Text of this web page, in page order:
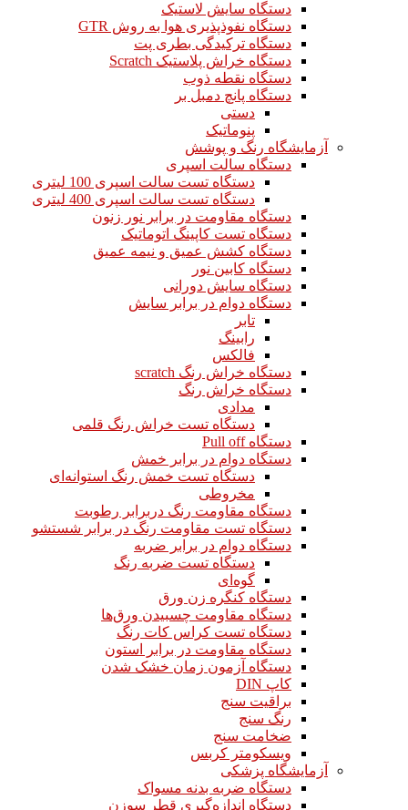
دستگاه سایش لاستیک
دستگاه نفوذپذیری هوا به روش GTR
دستگاه ترکیدگی بطری پت
دستگاه خراش پلاستیک Scratch
دستگاه نقطه ذوب
دستگاه پانچ دمبل بر
دستی
پنوماتیک
آزمایشگاه رنگ و پوشش
دستگاه سالت اسپری
دستگاه تست سالت اسپری 100 لیتری
دستگاه تست سالت اسپری 400 لیتری
دستگاه مقاومت در برابر نور زنون
دستگاه تست کاپینگ اتوماتیک
دستگاه کشش عمیق و نیمه عمیق
دستگاه کابین نور
دستگاه سایش دورانی
دستگاه دوام در برابر سایش
تابر
رابینگ
فالکس
دستگاه خراش رنگ scratch
دستگاه خراش رنگ
مدادی
دستگاه تست خراش رنگ قلمی
دستگاه Pull off
دستگاه دوام در برابر خمش
دستگاه تست خمش رنگ استوانه‌ای
مخروطی
دستگاه مقاومت رنگ دربرابر رطوبت
دستگاه تست مقاومت رنگ در برابر شستشو
دستگاه دوام در برابر ضربه
دستگاه تست ضربه رنگ
گوه‌ای
دستگاه کنگره زن ورق
دستگاه مقاومت چسبیدن ورق‌ها
دستگاه تست کراس کات رنگ
دستگاه مقاومت در برابر استون
دستگاه آزمون زمان خشک شدن
کاپ DIN
براقیت سنج
رنگ سنج
ضخامت سنج
ویسکومتر کربس
آزمایشگاه پزشکی
دستگاه ضربه بدنه مسواک
دستگاه اندازه‌گیری قطر سوزن